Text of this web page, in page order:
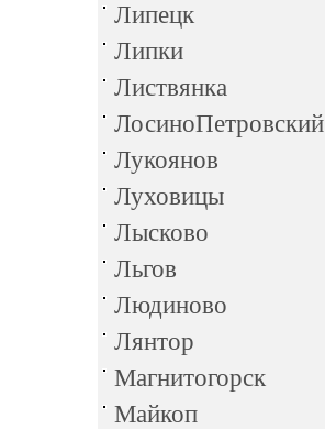
Липецк
Липки
Листвянка
ЛосиноПетровский
Лукоянов
Луховицы
Лысково
Льгов
Людиново
Лянтор
Магнитогорск
Майкоп